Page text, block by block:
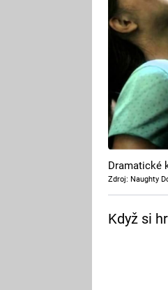
Dramatické
Zdroj: Naughty
Když si